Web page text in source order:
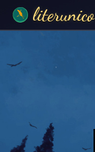
literunico